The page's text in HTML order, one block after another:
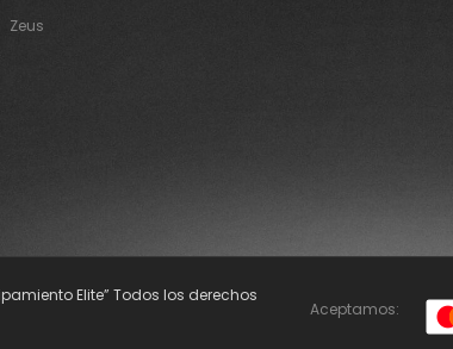
Zeus
Elite” Todos los derechos
Aceptamos: